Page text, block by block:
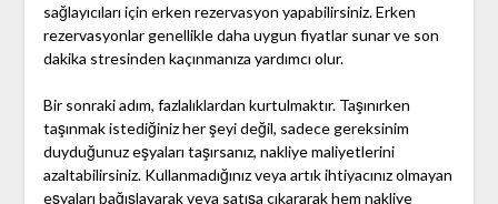
sağlayıcıları için erken rezervasyon yapabilirsiniz. Erken
rezervasyonlar genellikle daha uygun fiyatlar sunar ve son
dakika stresinden kaçınmanıza yardımcı olur.
Bir sonraki adım, fazlalıklardan kurtulmaktır. Taşınırken
taşınmak istediğiniz her şeyi değil, sadece gereksinim
duyduğunuz eşyaları taşırsanız, nakliye maliyetlerini
azaltabilirsiniz. Kullanmadığınız veya artık ihtiyacınız olmayan
eşyaları bağışlayarak veya satışa çıkararak hem nakliye